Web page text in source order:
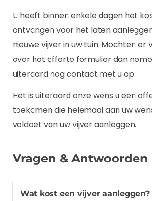
U heeft binnen enkele dagen het
ontvangen voor het laten
nieuwe vijver in uw tuin. Mochten er
over het offerte formulier dan
uiteraard nog contact met u op.
Het is uiteraard onze wens u een
toekomen die helemaal aan uw
voldoet van uw vijver aanleggen.
Vragen & Antwoorden
Wat kost een vijver aanleggen?